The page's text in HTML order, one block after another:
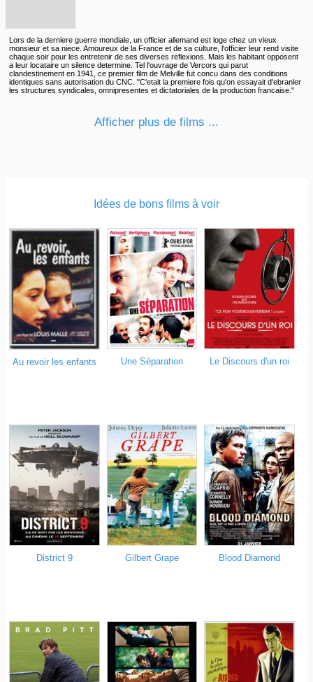
Lors de la derniere guerre mondiale, un officier allemand est loge chez un vieux
monsieur et sa niece. Amoureux de la France et de sa culture, l'officier leur rend visite
chaque soir pour les entretenir de ses diverses reflexions. Mais les habitant opposent
a leur locataire un silence determine. Tel l'ouvrage de Vercors qui parut
clandestinement en 1941, ce premier film de Melville fut concu dans des conditions
identiques sans autorisation du CNC. "C'etait la premiere fois qu'on essayait d'ebranler
les structures syndicales, omnipresentes et dictatoriales de la production francaise."
Afficher plus de films ...
Idées de bons films à voir
Au revoir les enfants Une Séparation Le Discours d'un roi
District 9 Gilbert Grape Blood Diamond